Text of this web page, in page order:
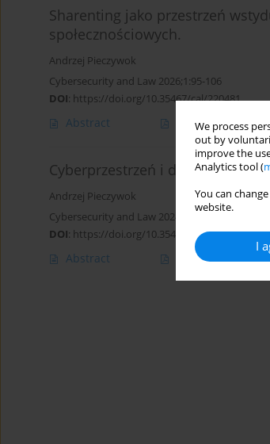
We process
out by
improve the
Analytics tool (
You can
website.
I
Sharenting jako przestrzeń
społecznościowych.
Andrzej Pieczywok
Cybersecurity and Law 2026;1:95-106
DOI: https://doi.org/10.35467/cal/220481
Abstract Article(PDF)
Cyberprzestrzeń i dydaktyka
Andrzej Pieczywok
Cybersecurity and Law 2024;12(2):94-105
DOI: https://doi.org/10.35467/cal/188562
Abstract Article